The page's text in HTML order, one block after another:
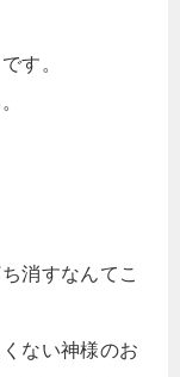
す。
消すなんてこ
ない神様のお